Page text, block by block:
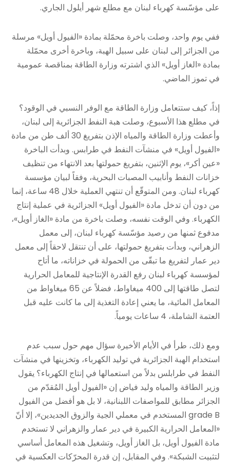
على مؤسّسة كهرباء لبنان مع مطلع شهر أيلول الجاري.
ففي يوم واحد، وصلت باخرة محمّلة بمادة «الفيول أويل» مرسلة
من الجزائر إلى لبنان على سبيل الهبة، وباخرة أخرى محمّلة
بمادة «الغاز أويل» الذي اشترته وزارة الطاقة بمناقصة عمومية
في تموز الماضي.
إذاً، كيف ستتعامل وزارة الطاقة مع الوفر النسبي في الوقود؟
في مطلع هذا الأسبوع، وصلت هبة النفط الجزائرية إلى لبنان،
وأعطت وزارة الطاقة والمياه الإذن بتفريغ 30 ألف طن من مادة
«الفيول أويل» في منشآت النفط في طرابس. وبدأت الباخرة
«عين أكر»، يوم الإثنين، بتفريغ حمولتها بعد الانتهاء من تنظيف
خزانات النفط وأنابيب المصبات البحرية، وفقاً لبيان مؤسسة
كهرباء لبنان. ومن المتوقّع أن تنتهي العملية خلال 48 ساعة، إنما
من دون أن تدخل مادة «الفيول أويل» الجزائرية في عملية إنتاج
الكهرباء. وفي الوقت نفسه، وصلت باخرة من مادة «الغاز أويل»،
مدفوع ثمنها من رصيد مؤسّسة كهرباء لبنان، إلى معمل
الزهراني، وبدأت بتفريغ حمولتها، على أن تنتقل لاحقاً إلى معمل
دير عمار لتفريغ ما تبقّى من الحمولة في خزاناته، ما أتاح
لمؤسسة كهرباء لبنان رفع القدرة الإنتاجية للمعامل الحرارية
لتصل طاقتها إلى 400 ميغاواط، فضلاً عن 65 ميغاواط من
المعامل المائية، ما يعني إعادة التغذية إلى ما كانت عليه قبل
العتمة الشاملة، 4 ساعات يومياً.
ومع ذلك، طرأ في الأيام الأخيرة سؤال مهم حول سبب عدم
استخدام الهبة الجزائرية في توليد الكهرباء، وتخزينها في منشآت
النفط في طرابلس بدلاً من استعمالها في إنتاج الكهرباء؟ يقول
وزير الطاقة والمياه وليد فياض إن «الفيول أويل المُقدّم من
الجزائر مطابق للمواصفات اللبنانية، لا بل هو أفضل من الفيول
grade B المستخدم في معملي الجية والزوق الجديدين»، إلا أنّ
«المعامل الحرارية الكبيرة في دير عمار والزهراني لا تستخدم
مادة الفيول أويل، بل الغاز أويل، وتشغيل هذه المعامل أساسي
لتثبيت الشبكة». وفي المقابل، إن قدرة المحرّكات العكسية في